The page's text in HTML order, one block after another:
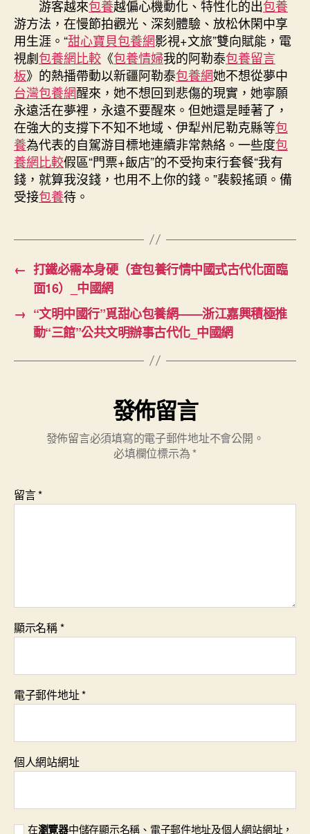
游客越來包養越偏心機動化、特性化的出包養
游方法，在慢節拍觀光、深刻體驗、放松休閑中享
用生涯。“甜心寶貝包養網影視+文旅”雙向賦能，電
視劇包養網比較 《包養情婦我的阿勒泰包養留言
板》的熱播帶動以新疆阿勒泰包養網她不想從夢中
台灣包養網醒來，她不想回到悲傷的現實，她寧願
永遠活在夢裡，永遠不要醒來。但她還是睡著了，
在強大的支撐下不知不地域、伊犁州尼勒克縣等包
養為代表的自駕游目標地連續非常熱絡。一些度包
養網比較假區“門票+飯店”的不受拘束行套餐“我有
錢，就算我沒錢，也用不上你的錢。”裴毅搖頭。備
受接包養待。
← 打鐵必需本身硬（查包養行情中國式古代化面臨
面16）_中國網
→ “文明中國行”覓甜心包養網——浙江嘉興積極推
動“三館”公共文明辦事古代化_中國網
發佈留言
發佈留言必須填寫的電子郵件地址不會公開。
必填欄位標示為 *
留言*
顯示名稱*
電子郵件地址*
個人網站網址
在瀏覽器中儲存顯示名稱、電子郵件地址及個人網站網址，